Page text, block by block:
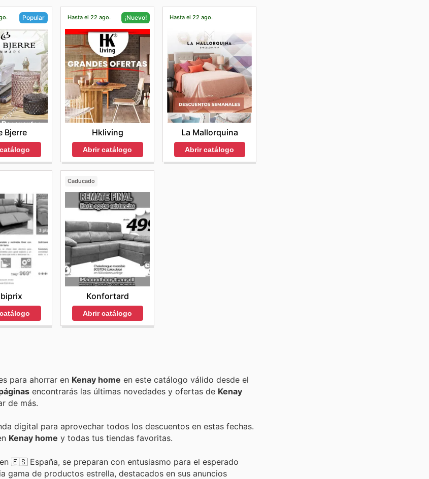
Popular
Bjerre
Hasta el 22 ago. ¡Nuevo!
Hkliving
Abrir catálogo
Hasta el 22 ago.
La Mallorquina
Abrir catálogo
Caducado
Konfortard
Abrir catálogo
Encuentra las mejores promociones, descuentos y oportunidades para ahorrar en Kenay home en este catálogo válido desde el
encontrarás las últimas novedades y ofertas de Kenay
de más.
digital para aprovechar todos los descuentos en estas fechas.
Kenay home y todas tus tiendas favoritas.
🇪🇸 España, se preparan con entusiasmo para el esperado
gama de productos estrella, destacados en sus anuncios